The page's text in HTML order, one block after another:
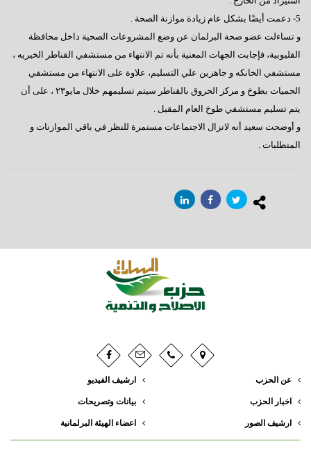
5- دعمت أيضًا بشكل عام زيادة موازنة الصحة .
و تساءلت عضو صحة البرلمان عن وضع المشروعات الصحية داخل محافظة
القليوبية، فإجابت الجهات المعنية بأنه تم الانتهاء من مستشفي القناطر الخيريه ،
مستشفي الخانكه و جاهزين علي التسليم، علاوة على الانتهاء من مستشفي
الحميات بطوخ و مركز الحروق بالقناطر سيتم تسليمهم خلال مايو٢٣ ، على أن
يتم تسليم مستشفي طوخ العام المقبل .
و أوضحت سعيد أنه لاتزال الاجتماعات مستمرة للنظر في باقي الموازنات و
المتطلبات .
عن الحزب
اخبار الحزب
ارشيف الصور
ارشيف الفيديو
بيانات وتصريحات
اعضاء الهيئة البرلمانية